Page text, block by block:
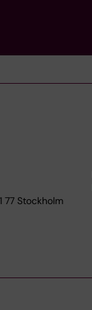
77 Stockholm